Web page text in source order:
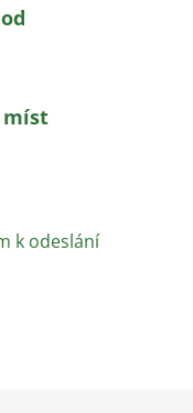
míst
k odeslání